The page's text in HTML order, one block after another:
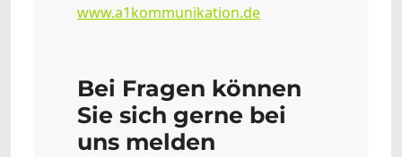
www.a1kommunikation.de
Bei Fragen können
Sie sich gerne bei
uns melden